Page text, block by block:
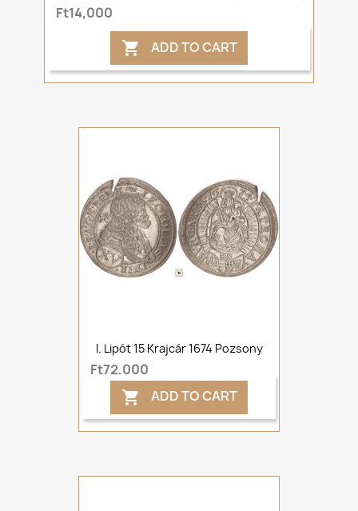
Ft14,000
 ADD TO CART
I. Lipót 15 Krajcár 1674 Pozsony
Ft72,000
 ADD TO CART